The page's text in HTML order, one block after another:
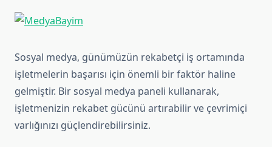
Sosyal medya, günümüzün rekabetçi iş ortamında
işletmelerin başarısı için önemli bir faktör haline
gelmiştir. Bir sosyal medya paneli kullanarak,
işletmenizin rekabet gücünü artırabilir ve çevrimiçi
varlığınızı güçlendirebilirsiniz.